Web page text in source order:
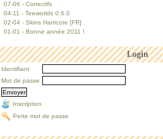
07-06 - Correctifs
04-11 - Teeworlds 0.6.0
02-04 - Skins Harricote [FR]
01-01 - Bonne année 2011 !
Login
Identifiant
Mot de passe
Inscription
Perte mot de passe